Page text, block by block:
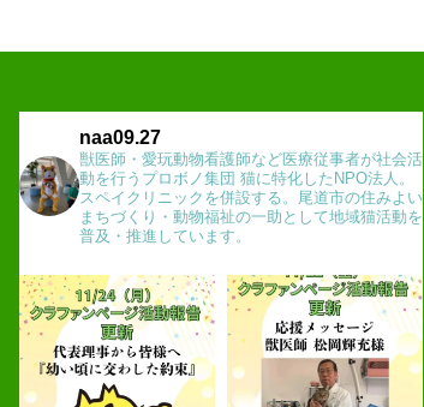
naa09.27
獣医師・愛玩動物看護師など医療従事者が社会活
動を行うプロボノ集団 猫に特化したNPO法人。
スペイクリニックを併設する。尾道市の住みよい
まちづくり・動物福祉の一助として地域猫活動を
普及・推進しています。